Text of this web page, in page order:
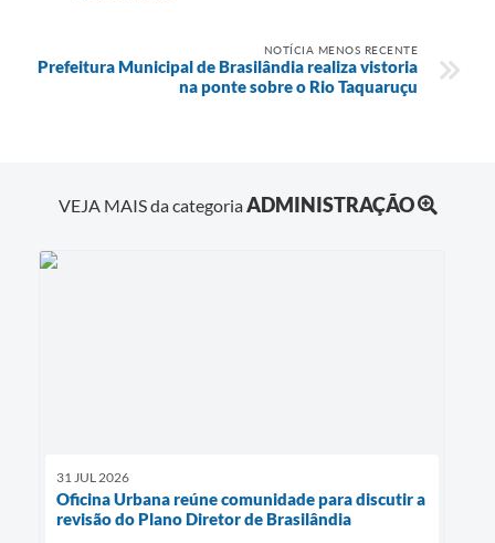
NOTÍCIA MENOS RECENTE
Prefeitura Municipal de Brasilândia realiza vistoria
na ponte sobre o Rio Taquaruçu
VEJA MAIS da categoriaADMINISTRAÇÃO
31 JUL 2026
Oficina Urbana reúne comunidade para discutir a
revisão do Plano Diretor de Brasilândia